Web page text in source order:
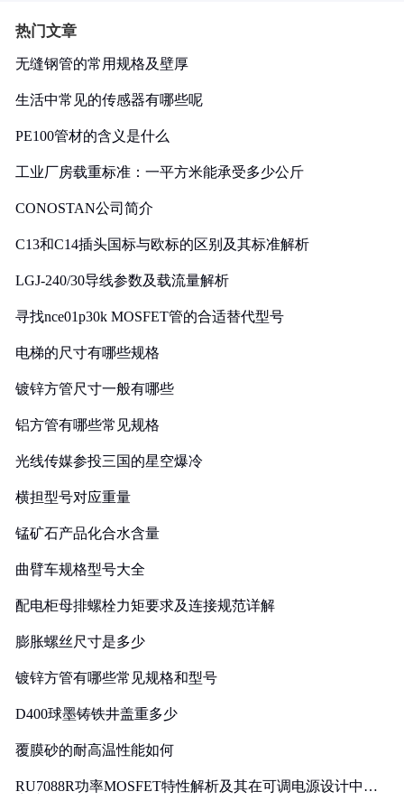
热门文章
无缝钢管的常用规格及壁厚
生活中常见的传感器有哪些呢
PE100管材的含义是什么
工业厂房载重标准：一平方米能承受多少公斤
CONOSTAN公司简介
C13和C14插头国标与欧标的区别及其标准解析
LGJ-240/30导线参数及载流量解析
寻找nce01p30k MOSFET管的合适替代型号
电梯的尺寸有哪些规格
镀锌方管尺寸一般有哪些
铝方管有哪些常见规格
光线传媒参投三国的星空爆冷
横担型号对应重量
锰矿石产品化合水含量
曲臂车规格型号大全
配电柜母排螺栓力矩要求及连接规范详解
膨胀螺丝尺寸是多少
镀锌方管有哪些常见规格和型号
D400球墨铸铁井盖重多少
覆膜砂的耐高温性能如何
RU7088R功率MOSFET特性解析及其在可调电源设计中的